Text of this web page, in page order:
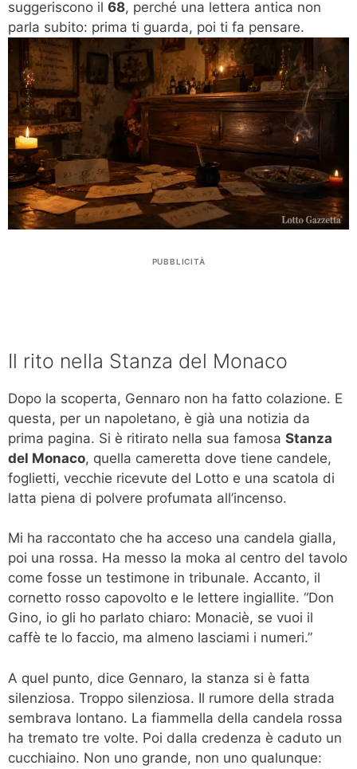
suggeriscono il 68, perché una lettera antica non
parla subito: prima ti guarda, poi ti fa pensare.
PUBBLICITÀ
Il rito nella Stanza del Monaco
Dopo la scoperta, Gennaro non ha fatto colazione. E
questa, per un napoletano, è già una notizia da
prima pagina. Si è ritirato nella sua famosa Stanza
del Monaco, quella cameretta dove tiene candele,
foglietti, vecchie ricevute del Lotto e una scatola di
latta piena di polvere profumata all’incenso.
Mi ha raccontato che ha acceso una candela gialla,
poi una rossa. Ha messo la moka al centro del tavolo
come fosse un testimone in tribunale. Accanto, il
cornetto rosso capovolto e le lettere ingiallite. “Don
Gino, io gli ho parlato chiaro: Monaciè, se vuoi il
caffè te lo faccio, ma almeno lasciami i numeri.”
A quel punto, dice Gennaro, la stanza si è fatta
silenziosa. Troppo silenziosa. Il rumore della strada
sembrava lontano. La fiammella della candela rossa
ha tremato tre volte. Poi dalla credenza è caduto un
cucchiaino. Non uno grande, non uno qualunque: